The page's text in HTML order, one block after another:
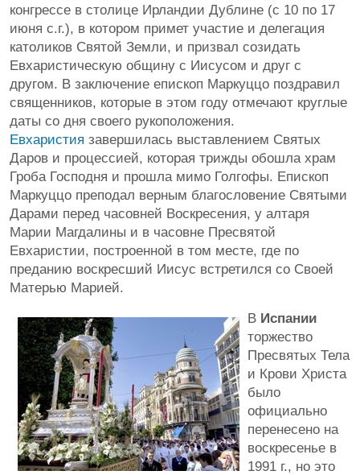
конгрессе в столице Ирландии Дублине (с 10 по 17
июня с.г.), в котором примет участие и делегация
католиков Святой Земли, и призвал созидать
Евхаристическую общину с Иисусом и друг с
другом. В заключение епископ Маркуццо поздравил
священников, которые в этом году отмечают круглые
даты со дня своего рукоположения.
Евхаристия завершилась выставлением Святых
Даров и процессией, которая трижды обошла храм
Гроба Господня и прошла мимо Голгофы. Епископ
Маркуццо преподал верным благословение Святыми
Дарами перед часовней Воскресения, у алтаря
Марии Магдалины и в часовне Пресвятой
Евхаристии, построенной в том месте, где по
преданию воскресший Иисус встретился со Своей
Матерью Марией.
В Испании
торжество
Пресвятых Тела
и Крови Христа
было
официально
перенесено на
воскресенье в
1991 г., но это